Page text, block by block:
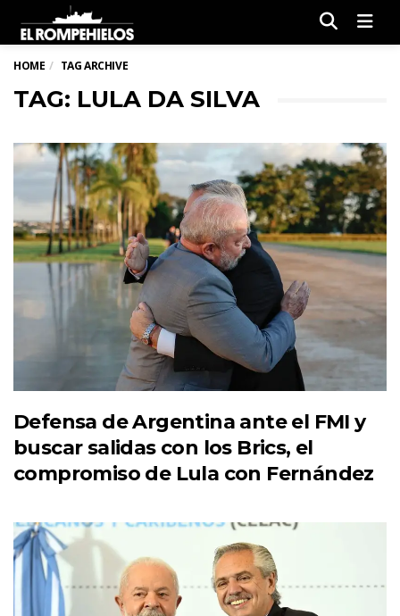
HOME TAG ARCHIVE
TAG: LULA DA SILVA
Defensa de Argentina ante el FMI y
buscar salidas con los Brics, el
compromiso de Lula con Fernández